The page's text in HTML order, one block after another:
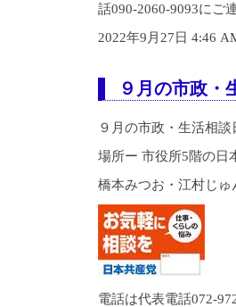
話090-2060-9093にご
2022年9月27日 4:46
９月の市政・
９月の市政・生活相談
場所ー 市役所5階の日
橋本みつお・江村じゅ
電話は代表電話072-